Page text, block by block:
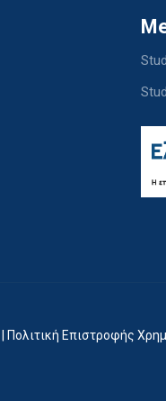
Πολιτική Επιστροφής